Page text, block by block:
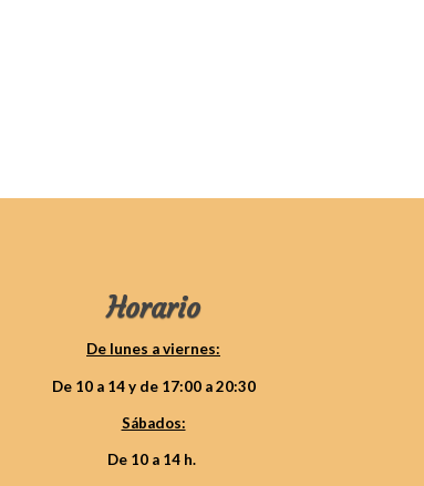
Horario
De lunes a viernes:
De 10 a 14 y de 17:00 a 20:30
Sábados:
De 10 a 14 h.